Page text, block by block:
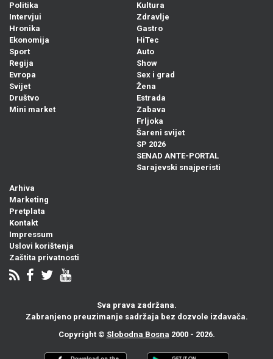
Politika
Intervjui
Hronika
Ekonomija
Sport
Regija
Evropa
Svijet
Društvo
Mini market
Kultura
Zdravlje
Gastro
HiTec
Auto
Show
Sex i grad
Žena
Estrada
Zabava
Frljoka
Šareni svijet
SP 2026
SENAD ANTE-PORTAL
Sarajevski snajperisti
Arhiva
Marketing
Pretplata
Kontakt
Impressum
Uslovi korištenja
Zaštita privatnosti
Sva prava zadržana.
Zabranjeno preuzimanje sadržaja bez dozvole izdavača.
Copyright © Slobodna Bosna 2000 - 2026.